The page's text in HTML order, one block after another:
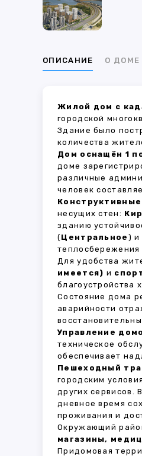
ОПИСАНИЕ О ДОМЕ
Жилой дом с
городской
Здание было
количества
Дом оснащён 1
доме
различные
человек
несущих стен:
зданию
(Центральное ) и
теплосбережения
Для удобства
имеется) и
благоустройства
Состояние дома
аварийности
Управление
техническое
обеспечивает
Пешеходный
городским
других сервисов.
дневное время
проживания и
Окружающий
магазины,
Придомовая